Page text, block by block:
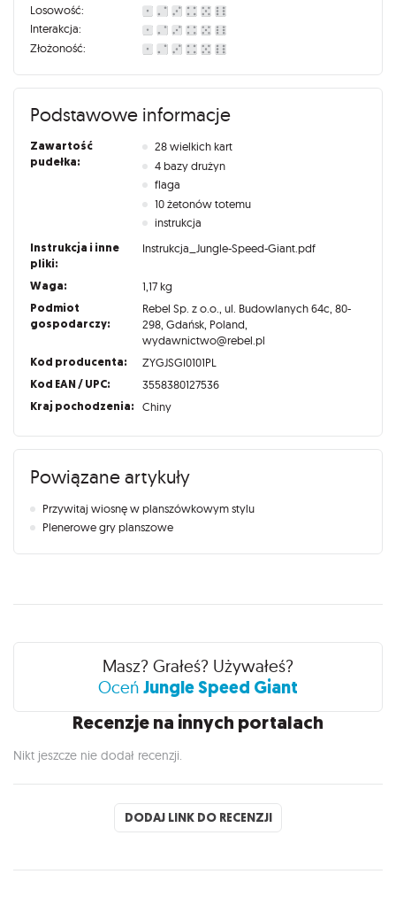
Losowość:
Interakcja:
Złożoność:
Podstawowe informacje
Zawartość
pudełka:
28 wielkich kart
4 bazy drużyn
flaga
10 żetonów totemu
instrukcja
Instrukcja i inne
pliki:
Instrukcja_Jungle-Speed-Giant.pdf
Waga: 1,17 kg
Podmiot
gospodarczy:
Rebel Sp. z o.o., ul. Budowlanych 64c, 80-
298, Gdańsk, Poland,
wydawnictwo@rebel.pl
Kod producenta: ZYGJSGI0101PL
Kod EAN / UPC: 3558380127536
Kraj pochodzenia: Chiny
Powiązane artykuły
Przywitaj wiosnę w planszówkowym stylu
Plenerowe gry planszowe
Recenzje
Masz? Grałeś? Używałeś?
Oceń Jungle Speed Giant
Recenzje na innych portalach
Nikt jeszcze nie dodał recenzji.
DODAJ LINK DO RECENZJI